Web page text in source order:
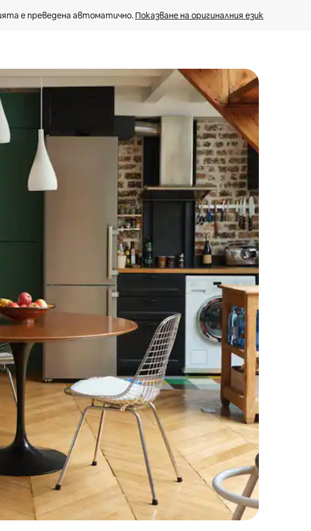
е преведена автоматично. Показване на оригиналния език
стрелки нагоре и надолу или навигирайте с докосване или плъзгане.